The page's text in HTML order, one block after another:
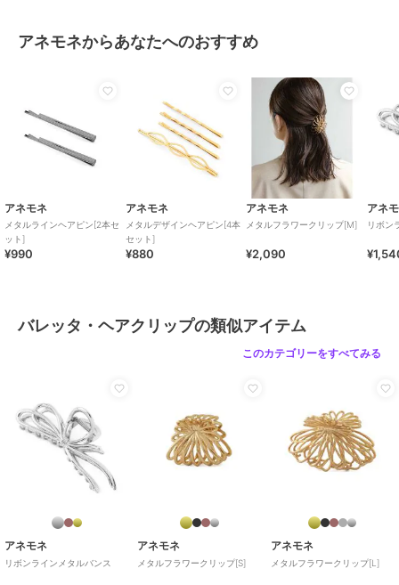
原産国 -
アネモネからあなたへのおすすめ
アネモネ
メタルラインヘアピン[2本セ
ット]
¥990
アネモネ
メタルデザインヘアピン[4本
セット]
¥880
アネモネ
メタルフラワークリップ[M]
¥2,090
アネ
リボン
バレッタ・ヘアクリップの類似アイテム
このカテゴリーをすべてみる
アネモネ
リボンラインメタルバンス
アネモネ
メタルフラワークリップ[S]
アネモネ
メタルフラワークリップ[L]